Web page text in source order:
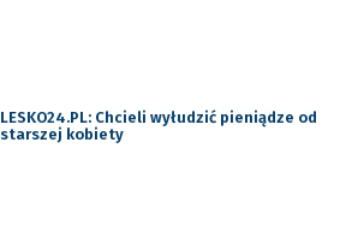
LESKO24.PL: Chcieli wyłudzić pieniądze od
starszej kobiety